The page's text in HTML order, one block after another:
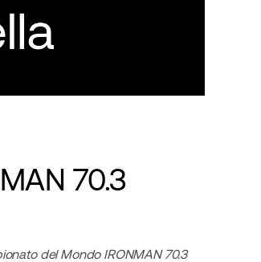
70.3
del Mondo IRONMAN 70.3